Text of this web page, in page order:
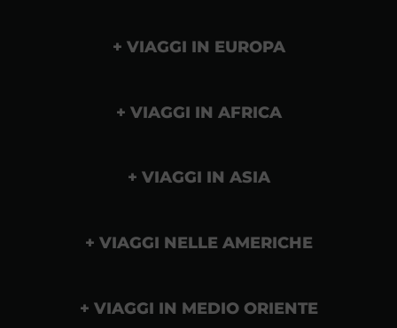
VIAGGI IN EUROPA
VIAGGI IN AFRICA
VIAGGI IN ASIA
VIAGGI NELLE AMERICHE
VIAGGI IN MEDIO ORIENTE